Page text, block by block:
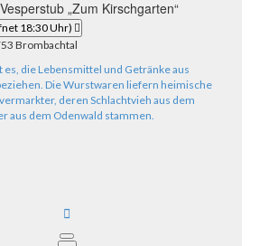
„Zum Kirschgarten“
18:30 Uhr)
Brombachtal
die Lebensmittel und Getränke aus
Die Wurstwaren liefern heimische
deren Schlachtvieh aus dem
aus dem Odenwald stammen.